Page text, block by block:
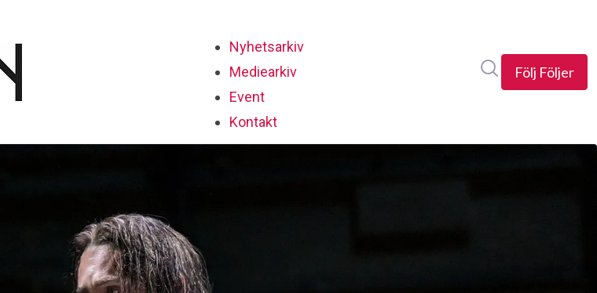
Nyhetsarkiv
Mediearkiv
Event
Kontakt
Följ Följer